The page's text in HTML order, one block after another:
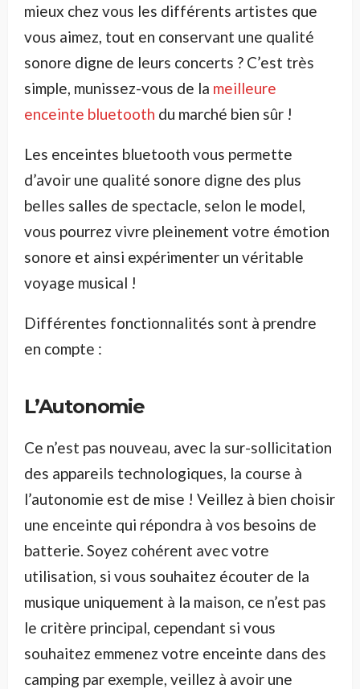
mieux chez vous les différents artistes que
vous aimez, tout en conservant une qualité
sonore digne de leurs concerts ? C’est très
simple, munissez-vous de la meilleure
enceinte bluetooth du marché bien sûr !
Les enceintes bluetooth vous permette
d’avoir une qualité sonore digne des plus
belles salles de spectacle, selon le model,
vous pourrez vivre pleinement votre émotion
sonore et ainsi expérimenter un véritable
voyage musical !
Différentes fonctionnalités sont à prendre
en compte :
L’Autonomie
Ce n’est pas nouveau, avec la sur-sollicitation
des appareils technologiques, la course à
l’autonomie est de mise ! Veillez à bien choisir
une enceinte qui répondra à vos besoins de
batterie. Soyez cohérent avec votre
utilisation, si vous souhaitez écouter de la
musique uniquement à la maison, ce n’est pas
le critère principal, cependant si vous
souhaitez emmenez votre enceinte dans des
camping par exemple, veillez à avoir une